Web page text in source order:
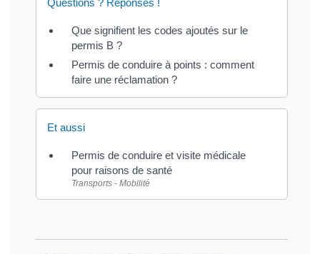
Que signifient les codes ajoutés sur le
permis B ?
Permis de conduire à points : comment
faire une réclamation ?
Et aussi
Permis de conduire et visite médicale
pour raisons de santé
Transports - Mobilité